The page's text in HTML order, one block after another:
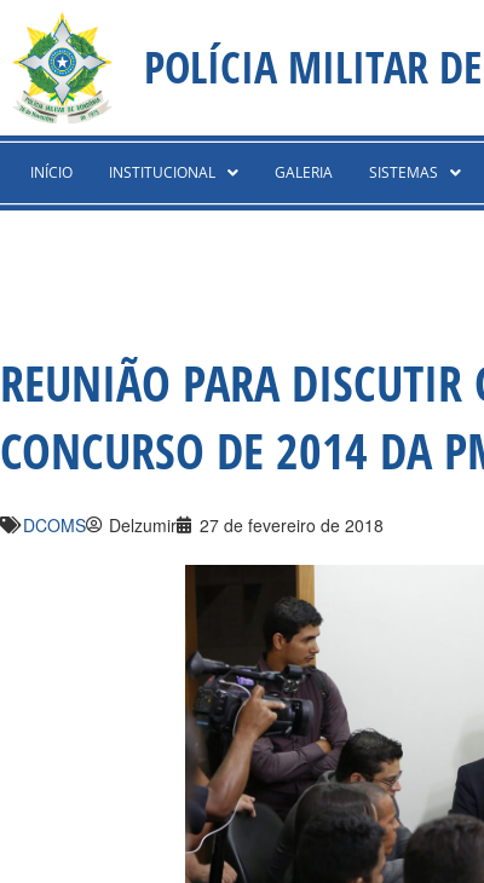
content
para
conteúdo
POLÍCIA MILITAR
INÍCIO INSTITUCIONAL GALERIA SISTEMAS
REUNIÃO PARA DISCUTIR
CONCURSO DE 2014 DA
DCOMS Delzumir 27 de fevereiro de 2018